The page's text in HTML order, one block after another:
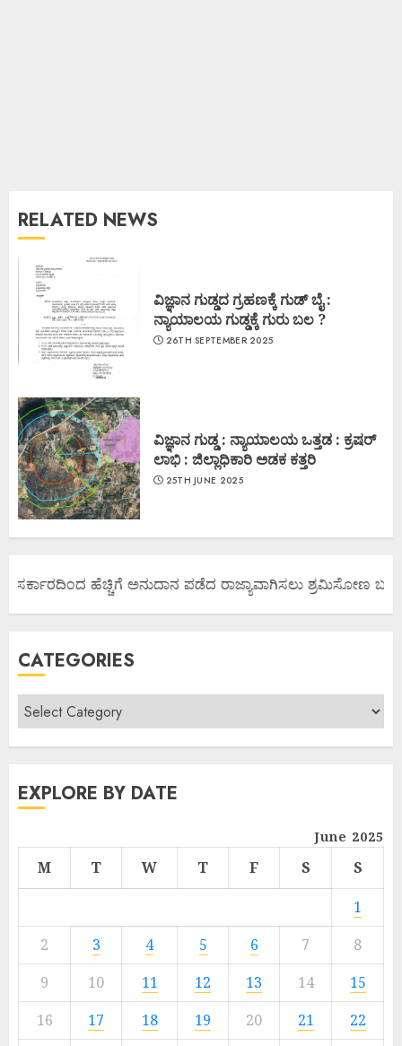
RELATED NEWS
ವಿಜ್ಞಾನ ಗುಡ್ಡದ ಗ್ರಹಣಕ್ಕೆ ಗುಡ್ ಬೈ :
ನ್ಯಾಯಾಲಯ ಗುಡ್ಡಕ್ಕೆ ಗುರು ಬಲ ?
26TH SEPTEMBER 2025
ವಿಜ್ಞಾನ ಗುಡ್ಡ : ನ್ಯಾಯಾಲಯ ಒತ್ತಡ : ಕ್ರಷರ್
ಲಾಭಿ : ಜಿಲ್ಲಾಧಿಕಾರಿ ಅಡಕ ಕತ್ತರಿ
25TH JUNE 2025
ಸರ್ಕಾರದಿಂದ ಹೆಚ್ಚಿಗೆ ಅನುದಾನ ಪಡೆದ ರಾಜ್ಯಾವಾಗಿಸಲು ಶ್ರಮಿಸೋಣ ಬನ್ನಿ.
CATEGORIES
EXPLORE BY DATE
June 2025
M T W T F S
S
1
2
3 4 5 6 7
8
9
10 11 12 13 14
15
16
17 18 19 20 21
22